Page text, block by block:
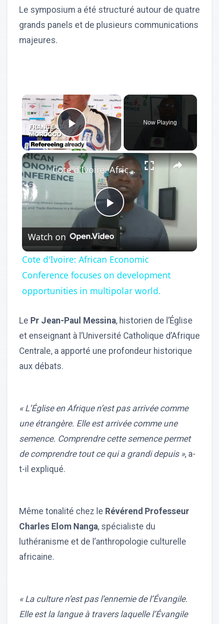
Le symposium a été structuré autour de quatre
grands panels et de plusieurs communications
majeures.
×
Play Video
Now Playing
×
Play
Video
Cote d'Ivoire: African Economic Conference focuses on development opportunities in multipolar world.
Watch on
Cote d'Ivoire: African Economic
Conference focuses on development
opportunities in multipolar world.
Le Pr Jean-Paul Messina, historien de l’Église
et enseignant à l’Université Catholique d’Afrique
Centrale, a apporté une profondeur historique
aux débats.
« L’Église en Afrique n’est pas arrivée comme
une étrangère. Elle est arrivée comme une
semence. Comprendre cette semence permet
de comprendre tout ce qui a grandi depuis », a-
t-il expliqué.
Même tonalité chez le Révérend Professeur
Charles Elom Nanga, spécialiste du
luthéranisme et de l’anthropologie culturelle
africaine.
« La culture n’est pas l’ennemie de l’Évangile.
Elle est la langue à travers laquelle l’Évangile